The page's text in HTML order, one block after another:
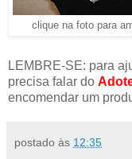
clique na foto para
LEMBRE-SE: para
precisa falar do
encomendar um
postado às 12:35